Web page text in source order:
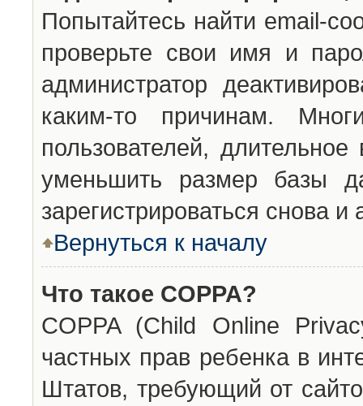
Попытайтесь найти email-
проверьте свои имя и
администратор
каким-то причинам.
пользователей,
уменьшить размер базы
зарегистрироваться снова и
Вернуться к началу
Что такое COPPA?
COPPA (Child Online
частных прав ребенка в
Штатов, требующий от